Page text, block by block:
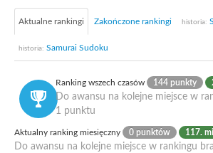
Aktualne rankingi Zakończone rankingi historia:
historia: Samurai Sudoku
Ranking wszech czasów 144 punkty
Do awansu na kolejne miejsce w
1 punktu
Aktualny ranking miesięczny 0 punktów 117.
Do awansu na kolejne miejsce w rankingu